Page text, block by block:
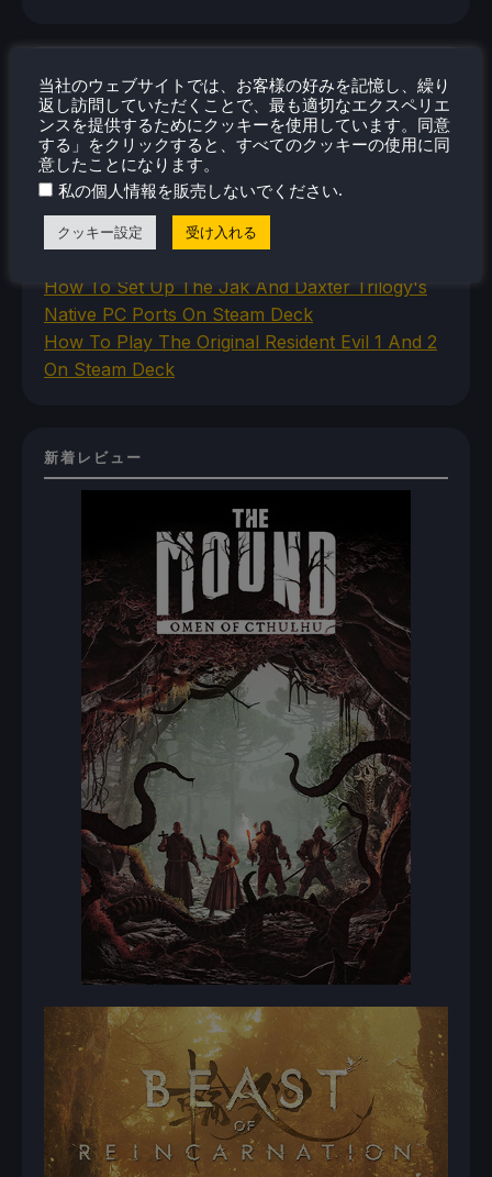
最近のヒント＆GUIDES
How To Play Stardew Valley In 3D On Steam
Deck
How To Set Up The Steam Controller On The
Steam Deck
How To Install The Legend of Zelda: Twilight
How To Set Up The Jak And Daxter Trilogy's
Native PC Ports On Steam Deck
How To Play The Original Resident Evil 1 And 2
On Steam Deck
新着レビュー
当社のウェブサイトでは、お客様の好みを記憶し、繰り
返し訪問していただくことで、最も適切なエクスペリエ
ンスを提供するためにクッキーを使用しています。同意
する」をクリックすると、すべてのクッキーの使用に同
意したことになります。
私の個人情報を販売しないでください.
クッキー設定 受け入れる